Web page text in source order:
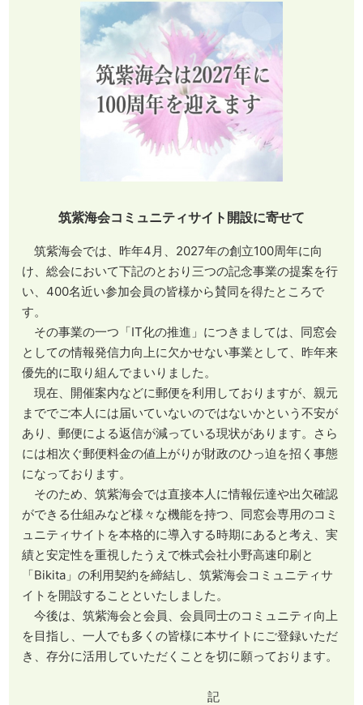
筑紫海会コミュニティサイト開設に寄せて
筑紫海会では、昨年4月、2027年の創立100周年に向
け、総会において下記のとおり三つの記念事業の提案を行
い、400名近い参加会員の皆様から賛同を得たところで
す。
その事業の一つ「IT化の推進」につきましては、同窓会
としての情報発信力向上に欠かせない事業として、昨年来
優先的に取り組んでまいりました。
現在、開催案内などに郵便を利用しておりますが、親元
まででご本人には届いていないのではないかという不安が
あり、郵便による返信が減っている現状があります。さら
には相次ぐ郵便料金の値上がりが財政のひっ迫を招く事態
になっております。
そのため、筑紫海会では直接本人に情報伝達や出欠確認
ができる仕組みなど様々な機能を持つ、同窓会専用のコミ
ュニティサイトを本格的に導入する時期にあると考え、実
績と安定性を重視したうえで株式会社小野高速印刷と
「Bikita」の利用契約を締結し、筑紫海会コミュニティサ
イトを開設することといたしました。
今後は、筑紫海会と会員、会員同士のコミュニティ向上
を目指し、一人でも多くの皆様に本サイトにご登録いただ
き、存分に活用していただくことを切に願っております。
記